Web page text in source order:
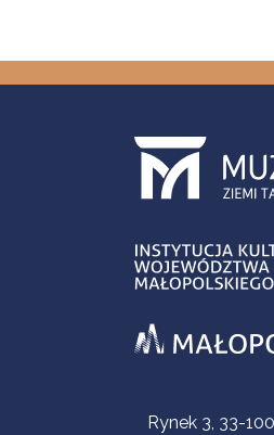
Informacje kontaktowe
Rynek 3, 33-